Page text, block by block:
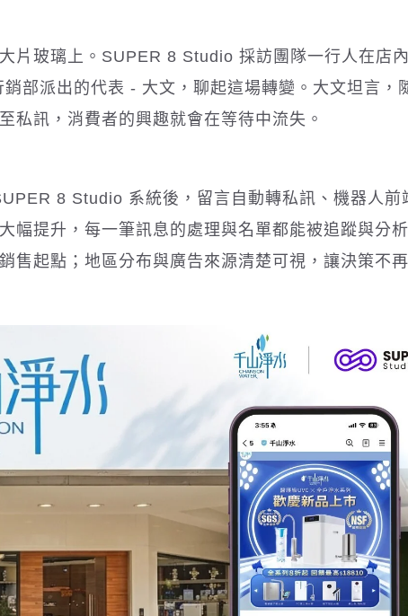
片玻璃上。SUPER 8 Studio 採訪團隊一行人在店
部派出的代表 - 大文，聊起這場轉變。大文坦言，
私訊，消費者的興趣就會在等待中流失。
8 Studio 系統後，留言自動轉私訊、機器人前
幅提升，每一筆訊息的處理與名單都能被追蹤與分
售起點；地區分布與廣告來源清楚可視，讓決策不